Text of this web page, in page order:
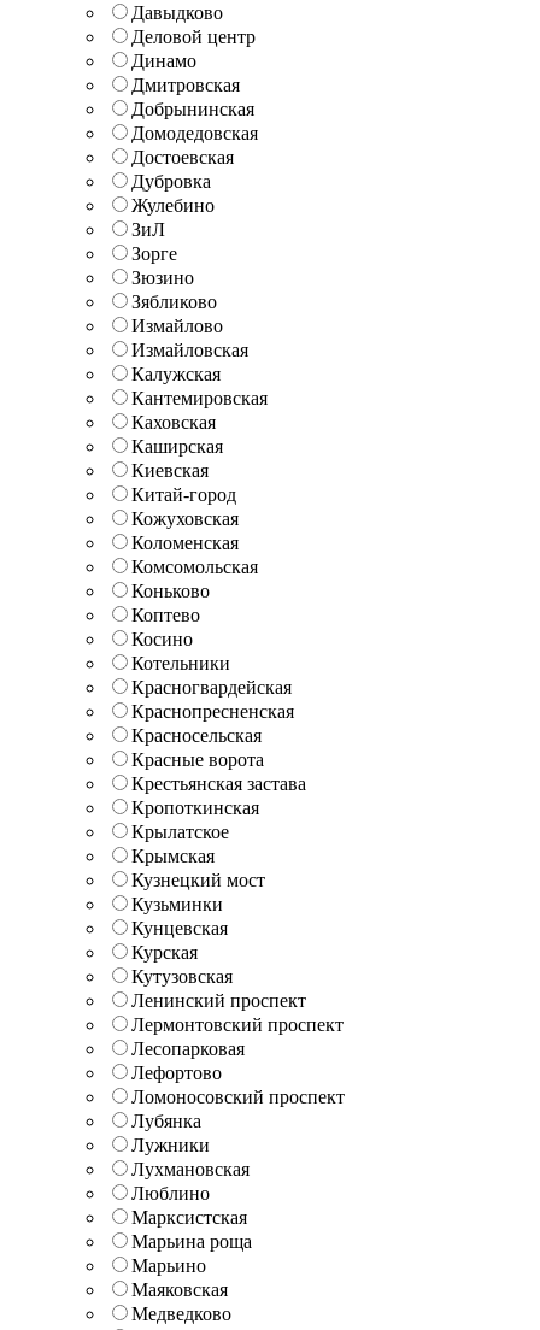
Давыдково
Деловой центр
Динамо
Дмитровская
Добрынинская
Домодедовская
Достоевская
Дубровка
Жулебино
ЗиЛ
Зорге
Зюзино
Зябликово
Измайлово
Измайловская
Калужская
Кантемировская
Каховская
Каширская
Киевская
Китай-город
Кожуховская
Коломенская
Комсомольская
Коньково
Коптево
Косино
Котельники
Красногвардейская
Краснопресненская
Красносельская
Красные ворота
Крестьянская застава
Кропоткинская
Крылатское
Крымская
Кузнецкий мост
Кузьминки
Кунцевская
Курская
Кутузовская
Ленинский проспект
Лермонтовский проспект
Лесопарковая
Лефортово
Ломоносовский проспект
Лубянка
Лужники
Лухмановская
Люблино
Марксистская
Марьина роща
Марьино
Маяковская
Медведково